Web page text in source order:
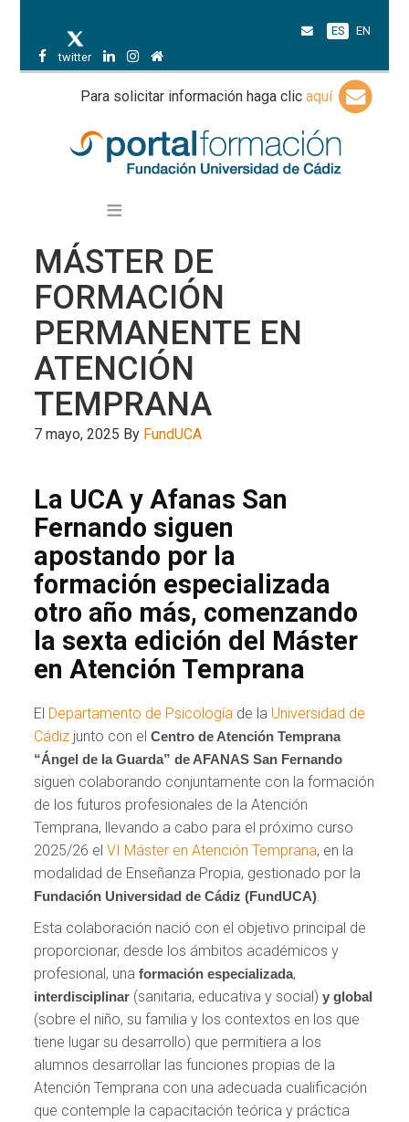
twitter
ES EN
Para solicitar información haga clic aquí
MÁSTER DE
FORMACIÓN
PERMANENTE EN
ATENCIÓN
TEMPRANA
7 mayo, 2025 By FundUCA
La UCA y Afanas San
Fernando siguen
apostando por la
formación especializada
otro año más, comenzando
la sexta edición del Máster
en Atención Temprana
El Departamento de Psicología de la Universidad de
Cádiz junto con elCentro de Atención Temprana
“Ángel de la Guarda” de AFANAS San Fernando
siguen colaborando conjuntamente con la formación
de los futuros profesionales de la Atención
Temprana, llevando a cabo para el próximo curso
2025/26 elVI Máster en Atención Temprana, en la
modalidad de Enseñanza Propia, gestionado por la
Fundación Universidad de Cádiz (FundUCA)
Esta colaboración nació con el objetivo principal de
proporcionar, desde los ámbitos académicos y
profesional, unaformación especializada,
interdisciplinar (sanitaria, educativa y social)y global
(sobre el niño, su familia y los contextos en los que
tiene lugar su desarrollo) que permitiera a los
alumnos desarrollar las funciones propias de la
Atención Temprana con una adecuada cualificación
que contemple la capacitación teórica y práctica